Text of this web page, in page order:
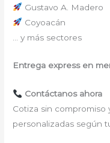
Gustavo A. Madero
Coyoacán
… y más sectores
Entrega express en
Contáctanos ahora
Cotiza sin
personalizadas según